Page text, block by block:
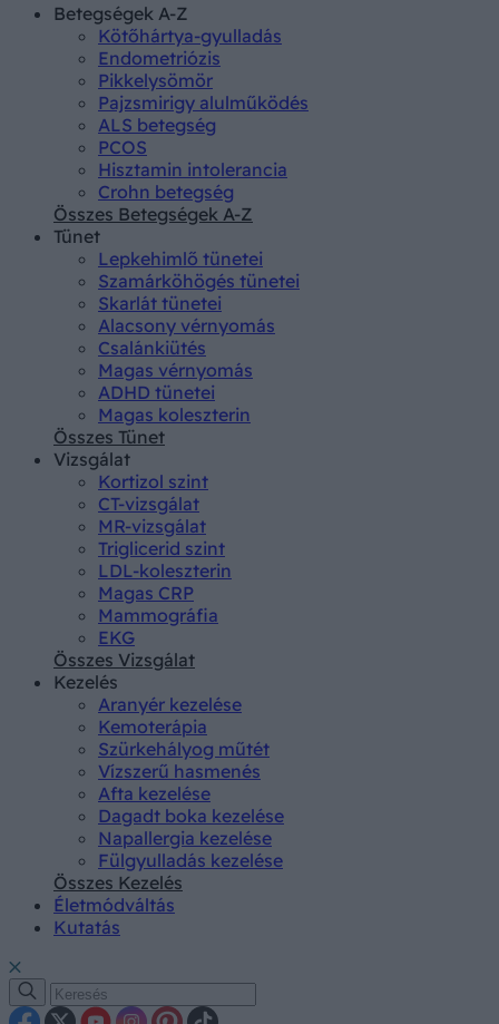
Betegségek A-Z
Kötőhártya-gyulladás
Endometriózis
Pikkelysömör
Pajzsmirigy alulműködés
ALS betegség
PCOS
Hisztamin intolerancia
Crohn betegség
Összes Betegségek A-Z
Tünet
Lepkehimlő tünetei
Szamárköhögés tünetei
Skarlát tünetei
Alacsony vérnyomás
Csalánkiütés
Magas vérnyomás
ADHD tünetei
Magas koleszterin
Összes Tünet
Vizsgálat
Kortizol szint
CT-vizsgálat
MR-vizsgálat
Triglicerid szint
LDL-koleszterin
Magas CRP
Mammográfia
EKG
Összes Vizsgálat
Kezelés
Aranyér kezelése
Kemoterápia
Szürkehályog műtét
Vízszerű hasmenés
Afta kezelése
Dagadt boka kezelése
Napallergia kezelése
Fülgyulladás kezelése
Összes Kezelés
Életmódváltás
Kutatás